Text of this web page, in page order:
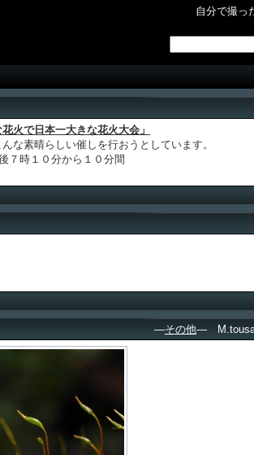
自分で撮っ
花火で日本一大きな花火大会」
な素晴らしい催しを行おうとしています。
７時１０分から１０分間
―その他―